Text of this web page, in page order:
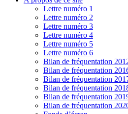
Lettre numéro 1
Lettre numéro 2
Lettre numéro 3
Lettre numéro 4
Lettre numéro 5
Lettre numéro 6
Bilan de fréquentation
Bilan de fréquentation
Bilan de fréquentation
Bilan de fréquentation
Bilan de fréquentation
Bilan de fréquentation